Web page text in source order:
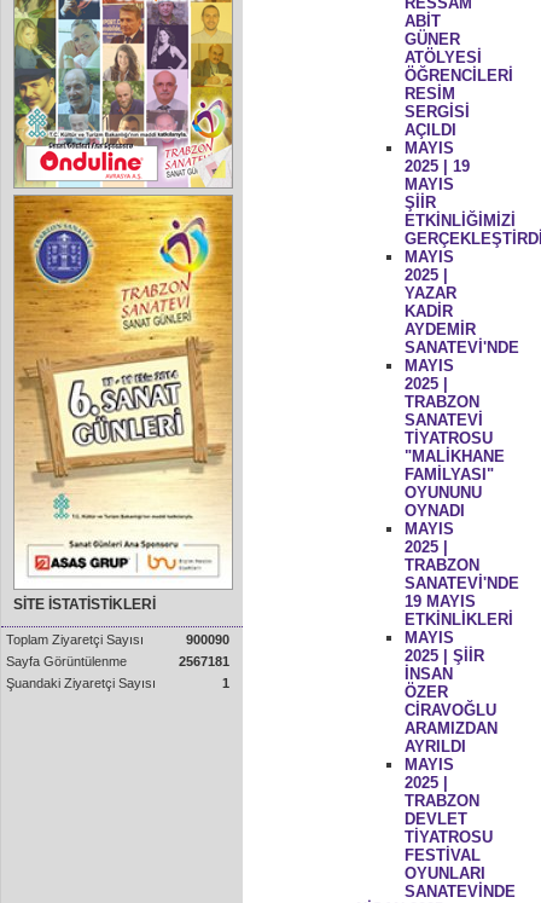
SİTE İSTATİSTİKLERİ
Toplam Ziyaretçi Sayısı
900090
Sayfa Görüntülenme
2567181
Şuandaki Ziyaretçi Sayısı
1
ABİT
GÜNER
ATÖLYESİ
ÖĞRENCİLERİ
RESİM
SERGİSİ
AÇILDI
MAYIS
2025 | 19
MAYIS
ŞİİR
ETKİNLİĞİMİZİ
MAYIS
2025 |
YAZAR
KADİR
AYDEMİR
SANATEVİ'NDE
MAYIS
2025 |
TRABZON
SANATEVİ
TİYATROSU
"MALİKHANE
FAMİLYASI"
OYUNUNU
OYNADI
MAYIS
2025 |
TRABZON
SANATEVİ'NDE
19 MAYIS
ETKİNLİKLERİ
MAYIS
2025 | ŞİİR
İNSAN
ÖZER
CİRAVOĞLU
ARAMIZDAN
AYRILDI
MAYIS
2025 |
TRABZON
DEVLET
TİYATROSU
FESTİVAL
OYUNLARI
SANATEVİNDE